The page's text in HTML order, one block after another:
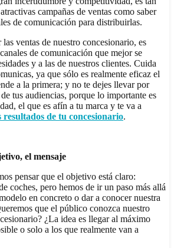
campañas de ventas como saber
de comunicación para distribuirlas.
ventas de nuestro concesionario, es
de comunicación que mejor se
y a las de nuestros clientes. Cuida
ya que sólo es realmente eficaz el
a la primera; y no te dejes llevar por
tus audiencias, porque lo importante es
el que es afín a tu marca y te va a
de tu concesionario.
el mensaje
pensar que el objetivo está claro:
coches, pero hemos de ir un paso más allá
en concreto o dar a conocer nuestra
que el público conozca nuestro
¿La idea es llegar al máximo
o solo a los que realmente van a